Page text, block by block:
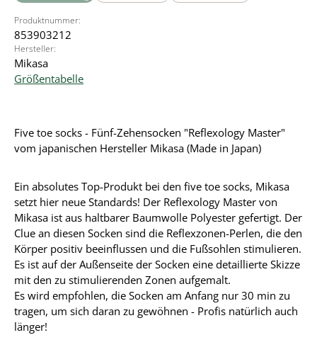
Produktnummer:
853903212
Hersteller:
Mikasa
Größentabelle
Five toe socks - Fünf-Zehensocken "Reflexology Master"
vom japanischen Hersteller Mikasa (Made in Japan)
Ein absolutes Top-Produkt bei den five toe socks, Mikasa
setzt hier neue Standards! Der Reflexology Master von
Mikasa ist aus haltbarer Baumwolle Polyester gefertigt. Der
Clue an diesen Socken sind die Reflexzonen-Perlen, die den
Körper positiv beeinflussen und die Fußsohlen stimulieren.
Es ist auf der Außenseite der Socken eine detaillierte Skizze
mit den zu stimulierenden Zonen aufgemalt.
Es wird empfohlen, die Socken am Anfang nur 30 min zu
tragen, um sich daran zu gewöhnen - Profis natürlich auch
länger!